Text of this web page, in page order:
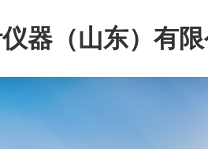
器（山东）有